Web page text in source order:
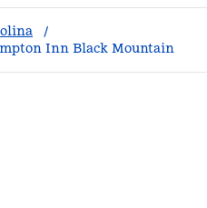
/
Inn Black Mountain